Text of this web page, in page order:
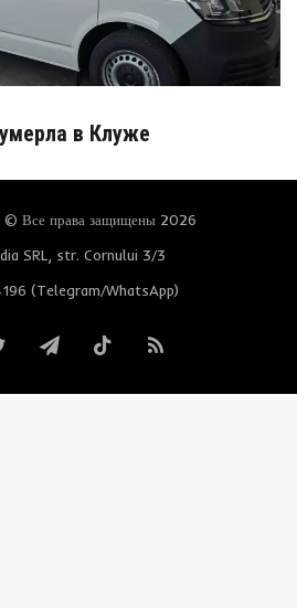
в Клуже
© Все права защищены 2026
SRL, str. Cornului 3/3
(Telegram/WhatsApp)
TwitterTelegramTikTokRSS